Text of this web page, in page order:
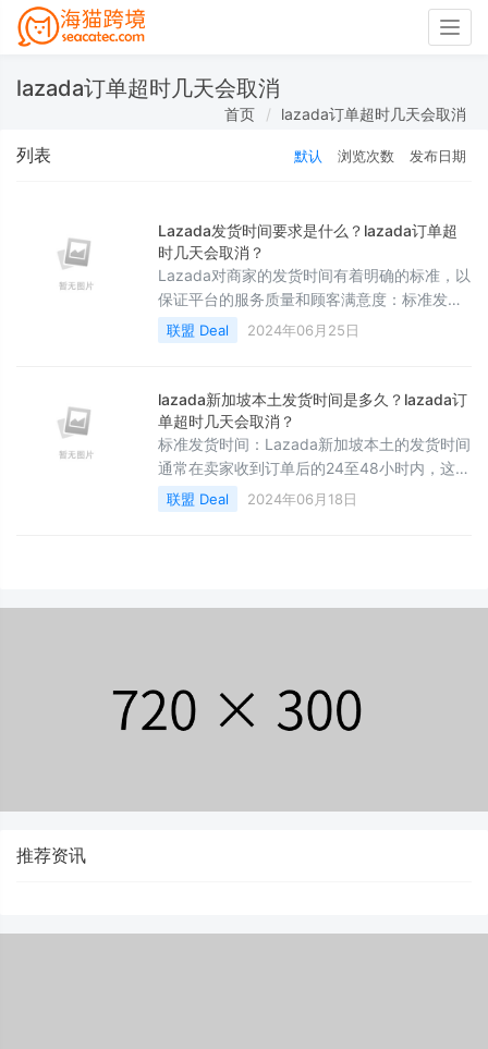
lazada订单超时几天会取消
首页 lazada订单超时几天会取消
列表 默认 浏览次数 发布日期
Lazada发货时间要求是什么？lazada订单超
时几天会取消？
Lazada对商家的发货时间有着明确的标准，以
保证平台的服务质量和顾客满意度：标准发货
时间：通常情况下，Lazada要求商家在收到订
单后的48小时内完成发货，这个时间限制确保
联盟 Deal 2024年06月25日
lazada新加坡本土发货时间是多久？lazada订
单超时几天会取消？
标准发货时间：Lazada新加坡本土的发货时间
通常在卖家收到订单后的24至48小时内，这允
许卖家有足够的时间准备和打包商品。
联盟 Deal 2024年06月18日
推荐资讯